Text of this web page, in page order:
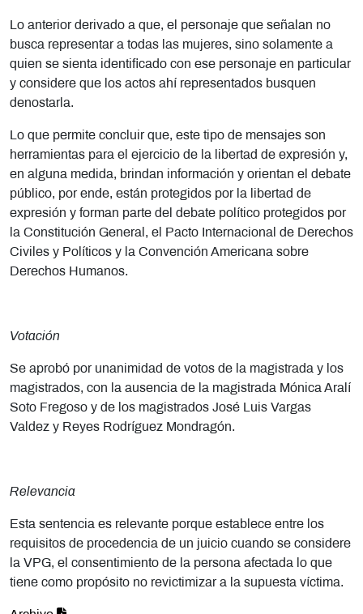
Lo anterior derivado a que, el personaje que señalan no
busca representar a todas las mujeres, sino solamente a
quien se sienta identificado con ese personaje en particular
y considere que los actos ahí representados busquen
denostarla.
Lo que permite concluir que, este tipo de mensajes son
herramientas para el ejercicio de la libertad de expresión y,
en alguna medida, brindan información y orientan el debate
público, por ende, están protegidos por la libertad de
expresión y forman parte del debate político protegidos por
la Constitución General, el Pacto Internacional de Derechos
Civiles y Políticos y la Convención Americana sobre
Derechos Humanos.
Votación
Se aprobó por unanimidad de votos de la magistrada y los
magistrados, con la ausencia de la magistrada Mónica Aralí
Soto Fregoso y de los magistrados José Luis Vargas
Valdez y Reyes Rodríguez Mondragón.
Relevancia
Esta sentencia es relevante porque establece entre los
requisitos de procedencia de un juicio cuando se considere
la VPG, el consentimiento de la persona afectada lo que
tiene como propósito no revictimizar a la supuesta víctima.